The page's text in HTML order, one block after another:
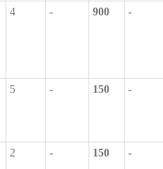
4 - 900 -
5 - 150 -
2 - 150 -